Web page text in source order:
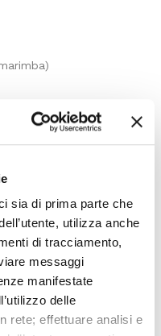
sia di prima parte che
utilizza anche
di tracciamento,
messaggi
manifestate
delle
rete; effettuare analisi e